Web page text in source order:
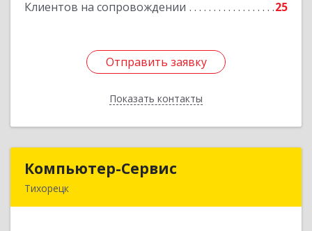
Клиентов на сопровождении 25
Отправить заявку
Показать контакты
Подробнее
Отправить заявку
Назад
Компьютер-Сервис
Тихорецк
Компьютер-Сервис